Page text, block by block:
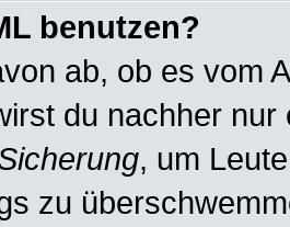
benutzen?
ab, ob es vom
du nachher
, um
zu